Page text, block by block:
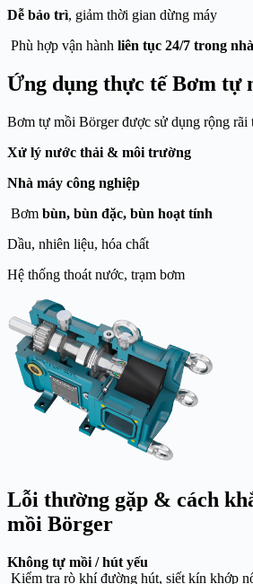
Dễ bảo trì, giảm thời gian dừng máy
Phù hợp vận hành liên tục 24/7 trong
Ứng dụng thực tế Bơm tự
Bơm tự mồi Börger được sử dụng rộng rãi
Xử lý nước thải & môi trường
Nhà máy công nghiệp
Bơm bùn, bùn đặc, bùn hoạt tính
Dầu, nhiên liệu, hóa chất
Hệ thống thoát nước, trạm bơm
Lỗi thường gặp & cách
mồi Börger
Không tự mồi / hút yếu
Kiểm tra rò khí đường hút, siết kín khớp